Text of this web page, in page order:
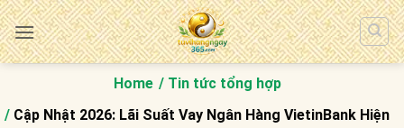
Bỏ
qua
nội
Home
Tin tức tổng hợp
Cập Nhật 2026: Lãi Suất Vay Ngân Hàng VietinBank Hiện